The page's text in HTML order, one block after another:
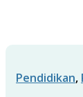
Pendidikan,